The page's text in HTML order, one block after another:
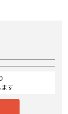
ます